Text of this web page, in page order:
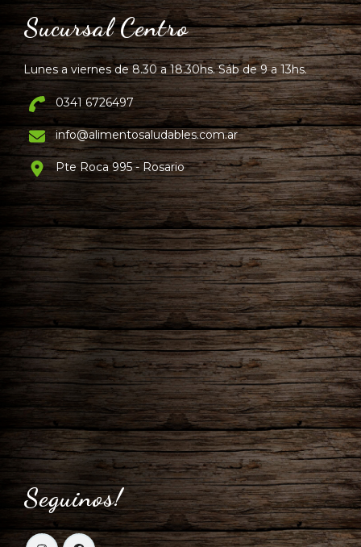
Sucursal Centro
Lunes a viernes de 8.30 a 18.30hs. Sáb de 9 a 13hs.
0341 6726497
info@alimentosaludables.com.ar
Pte Roca 995 - Rosario
Seguinos!